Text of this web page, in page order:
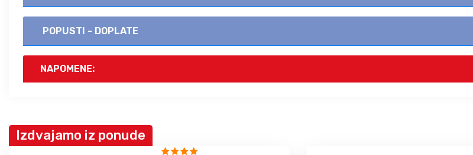
POPUSTI - DOPLATE
NAPOMENE:
Izdvajamo iz ponude